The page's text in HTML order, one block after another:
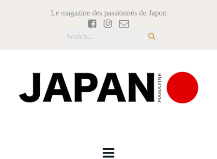
Le magazine des passionnés du Japon